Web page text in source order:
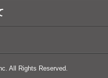
All Rights Reserved.